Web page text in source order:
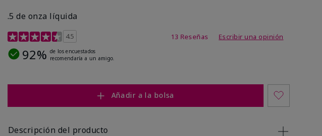
.5 de onza líquida
Calificación de clientes de 3,2 de 5
4.5 13 Reseñas Escribir una opinión
92% de los encuestados
recomendaría a un amigo.
Añadir a la bolsa
Descripción del producto